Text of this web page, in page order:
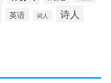
英语 词人
诗人